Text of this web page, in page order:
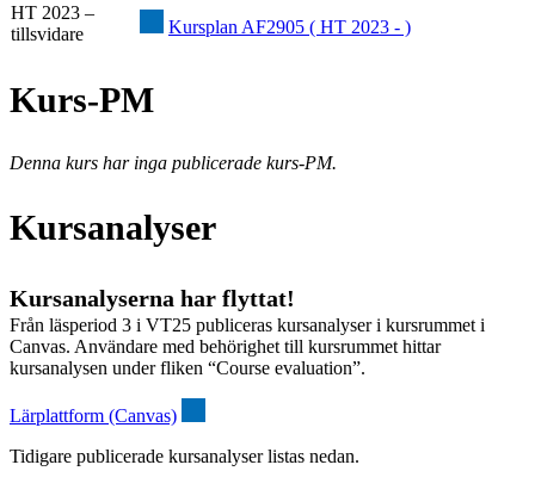
HT 2023 –
tillsvidare
Kursplan AF2905 ( HT 2023 - )
Kurs-PM
Denna kurs har inga publicerade kurs-PM.
Kursanalyser
Kursanalyserna har flyttat!
Från läsperiod 3 i VT25 publiceras kursanalyser i kursrummet i
Canvas. Användare med behörighet till kursrummet hittar
kursanalysen under fliken “Course evaluation”.
Lärplattform (Canvas)
Tidigare publicerade kursanalyser listas nedan.